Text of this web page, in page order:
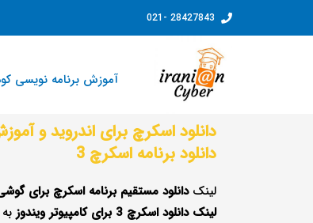
28427843 -021
آموزش برنامه نویسی
دانلود اسکرچ برای اندروید و
دانلود برنامه اسکرچ 3
لینکدانلود مستقیم برنامه اسکرچ برای
لینک دانلود اسکرچ 3 برای کامپیوتر ویندوز